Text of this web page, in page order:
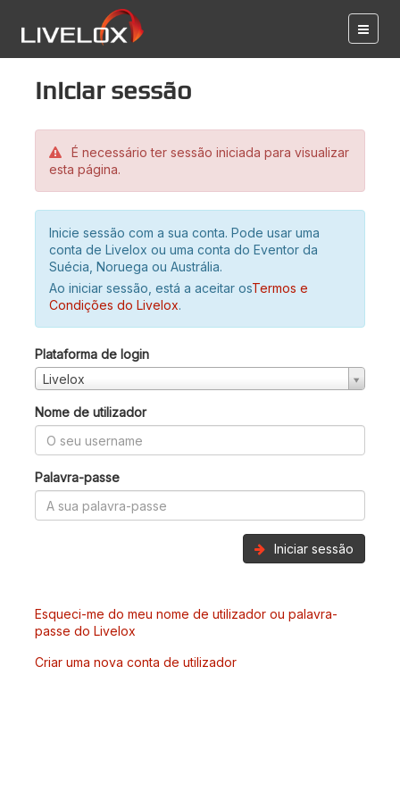
Iniciar sessão
É necessário ter sessão iniciada para visualizar
esta página.
Inicie sessão com a sua conta. Pode usar uma
conta de Livelox ou uma conta do Eventor da
Suécia, Noruega ou Austrália.
Ao iniciar sessão, está a aceitar osTermos e
Condições do Livelox.
Plataforma de login
Livelox
Nome de utilizador
Palavra-passe
Iniciar sessão
Esqueci-me do meu nome de utilizador ou palavra-
passe do Livelox
Criar uma nova conta de utilizador